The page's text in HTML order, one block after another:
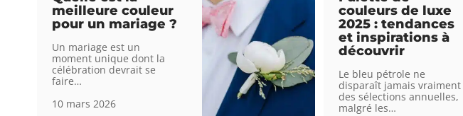
meilleure couleur
pour un mariage ?
Un mariage est un
moment unique dont la
célébration devrait se
faire…
10 mars 2026
couleurs de luxe
2025 : tendances
et inspirations à
découvrir
Le bleu pétrole ne
disparaît jamais vraiment
des sélections annuelles,
malgré les…